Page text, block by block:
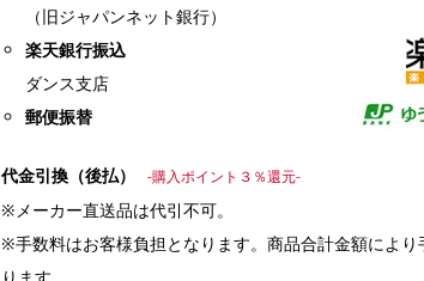
（旧ジャパンネット銀行）
楽天銀行振込
ダンス支店
郵便振替
代金引換（後払） -購入ポイント３％還元-
※メーカー直送品は代引不可。
※手数料はお客様負担となります。商品合計金額により